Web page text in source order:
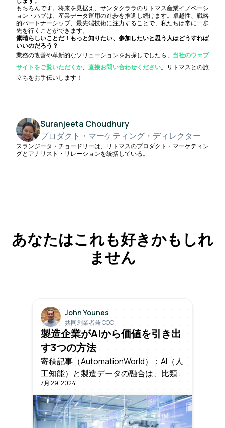
もちろんです。将来を見据え、サンタクララのリトマス産業イノベーシ
ョン・ハブは、産業データ運用の進歩を推進し続けます。卓越性、戦略
的パートナーシップ、最先端技術に注力することで、私たちは常に一歩
先を行くことができます。
素晴らしいことだ！もっと知りたい、参加したいと思う人はどうすれば
いいのだろう？
業務の改善や革新的なソリューションをお探しでしたら、 当社のウェブ
サイトをご覧いただくか、 直接お問い合わせください。リトマスとの旅
立ちをお手伝いします！
Suranjeeta Choudhury
プロダクト・マーケティング・ディレクター
スランジータ・チョードリーは、リトマスのプロダクト・マーケティン
グとアナリスト・リレーションを統括している。
あなたはこれも好きかもしれ
ません
John Younes
共同創業者兼 COO
製造企業がAIから価値を引き出
す3つの方法
寄稿記事（AutomationWorld）：AI（人
工知能）と製造データの融合は、比類
ないレベルの効率と革新を整えつつあ
ります。中でも、どのアプリケーショ
ンで最も短期的な価値を得られるかを
知ることが成功のカギです。
7月 29, 2024